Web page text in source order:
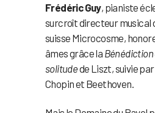
Frédéric Guy, pianiste
surcroît directeur musical
suisse Microcosme,
âmes grâce la Bénédiction
solitudede Liszt, suivie
Chopin et Beethoven.